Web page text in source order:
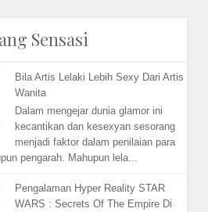
Sensasi
Bila Artis Lelaki Lebih Sexy Dari Artis
Wanita
Dalam mengejar dunia glamor ini
kecantikan dan kesexyan sesorang
menjadi faktor dalam penilaian para
pengarah. Mahupun lela...
Pengalaman Hyper Reality STAR
WARS : Secrets Of The Empire Di